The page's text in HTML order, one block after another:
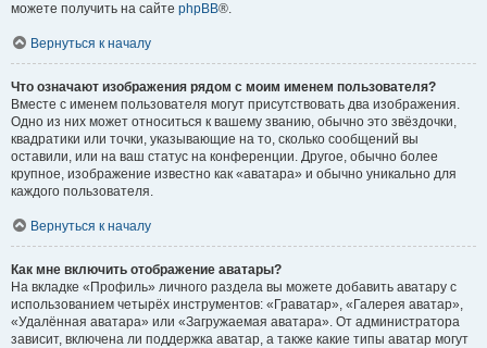
можете получить на сайте phpBB®.
Вернуться к началу
Что означают изображения рядом с моим именем пользователя?
Вместе с именем пользователя могут присутствовать два изображения.
Одно из них может относиться к вашему званию, обычно это звёздочки,
квадратики или точки, указывающие на то, сколько сообщений вы
оставили, или на ваш статус на конференции. Другое, обычно более
крупное, изображение известно как «аватара» и обычно уникально для
каждого пользователя.
Вернуться к началу
Как мне включить отображение аватары?
На вкладке «Профиль» личного раздела вы можете добавить аватару с
использованием четырёх инструментов: «Граватар», «Галерея аватар»,
«Удалённая аватара» или «Загружаемая аватара». От администратора
зависит, включена ли поддержка аватар, а также какие типы аватар могут